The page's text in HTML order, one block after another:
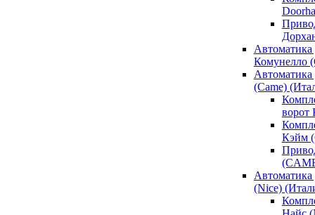
Автоматика
Комунелло
(Came)
ворот
Кэйм
Автоматика
(Nice)